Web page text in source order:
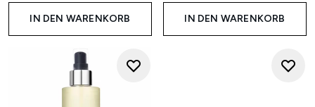
IN DEN WARENKORB IN DEN WARENKORB